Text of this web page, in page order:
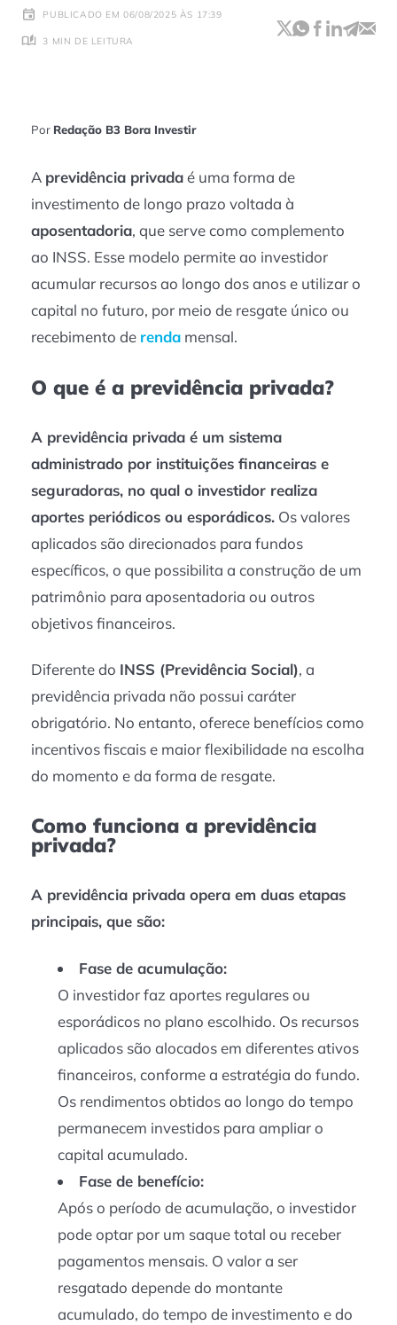
PUBLICADO EM 06/08/2025 ÀS 17:39
3 MIN DE LEITURA
Por Redação B3 Bora Investir
A previdência privadaé uma forma de
investimento de longo prazo voltada à
aposentadoria, que serve como complemento
ao INSS. Esse modelo permite ao investidor
acumular recursos ao longo dos anos e utilizar o
capital no futuro, por meio de resgate único ou
recebimento de renda mensal.
O que é a previdência privada?
A previdência privada é um sistema
administrado por instituições financeiras e
seguradoras, no qual o investidor realiza
aportes periódicos ou esporádicos. Os valores
aplicados são direcionados para fundos
específicos, o que possibilita a construção de um
patrimônio para aposentadoria ou outros
objetivos financeiros.
Diferente do INSS (Previdência Social), a
previdência privada não possui caráter
obrigatório. No entanto, oferece benefícios como
incentivos fiscais e maior flexibilidade na escolha
do momento e da forma de resgate.
Como funciona a previdência
privada?
A previdência privada opera em duas etapas
principais, que são:
Fase de acumulação:
O investidor faz aportes regulares ou
esporádicos no plano escolhido. Os recursos
aplicados são alocados em diferentes ativos
financeiros, conforme a estratégia do fundo.
Os rendimentos obtidos ao longo do tempo
permanecem investidos para ampliar o
capital acumulado.
Fase de benefício:
Após o período de acumulação, o investidor
pode optar por um saque total ou receber
pagamentos mensais. O valor a ser
resgatado depende do montante
acumulado, do tempo de investimento e do